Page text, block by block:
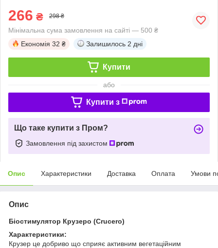
266 ₴ 298 ₴
Мінімальна сума замовлення на сайті — 500 ₴
Економія 32 ₴ Залишилось 2 дні
Купити
або
Купити з
Що таке купити з Пром?
Замовлення під захистом
Опис Характеристики Доставка Оплата Умови
Опис
Біостимулятор Крузеро (Crucero)
Характеристики:
Крузер це добриво що сприяє активним вегетаційним